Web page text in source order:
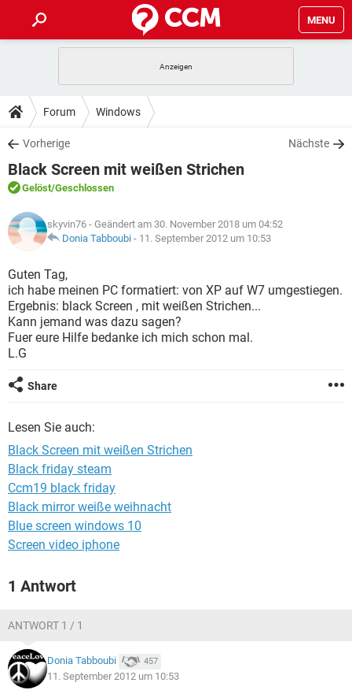
MENU
ANDROID
WINDOWS 10
WHATSAPP TIKTOK
FACEBOOK
TIPPS & TRICKS
SPIELE
WINDOWS 10
WHATSAPP
FACEBOOK HARDWARE
DOWNLOADS
SPIELE STREAMING
ANDROID
WINDOWS 10 INSTAGRAM
WHATSAPP
FACEBOOK
FORUM
SPIELE
ANDROID IOS
WHATSAPP TIKTOK
FACEBOOK
LEXIKON
SPIELE
ANDROID
WINDOWS 10 INSTAGRAM
WHATSAPP TIKTOK
FACEBOOK
Forum Windows
Vorherige Nächste
Black Screen mit weißen Strichen
Gelöst/Geschlossen
skyvin76 - Geändert am 30. November 2018 um 04:52
Donia Tabboubi - 11. September 2012 um 10:53
Guten Tag,
ich habe meinen PC formatiert: von XP auf W7 umgestiegen.
Ergebnis: black Screen , mit weißen Strichen...
Kann jemand was dazu sagen?
Fuer eure Hilfe bedanke ich mich schon mal.
L.G
Share
Lesen Sie auch:
Black Screen mit weißen Strichen
Black friday steam
Ccm19 black friday
Black mirror weiße weihnacht
Blue screen windows 10
Screen video iphone
1 Antwort
ANTWORT 1 / 1
Donia Tabboubi 457
11. September 2012 um 10:53